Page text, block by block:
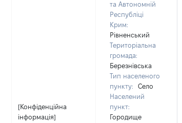
[Конфіденційна
інформація]
та Автономній
Республіці
Крим:
Рівненський
Територіальна
громада:
Березнівська
Тип населеного
пункту:
Село
Населений
пункт:
Городище